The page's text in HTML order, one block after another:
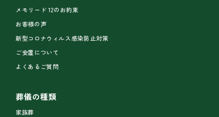
メモリード 12のお約束
お客様の声
新型コロナウィルス感染防止対策
ご安置について
よくあるご質問
葬儀の種類
家族葬